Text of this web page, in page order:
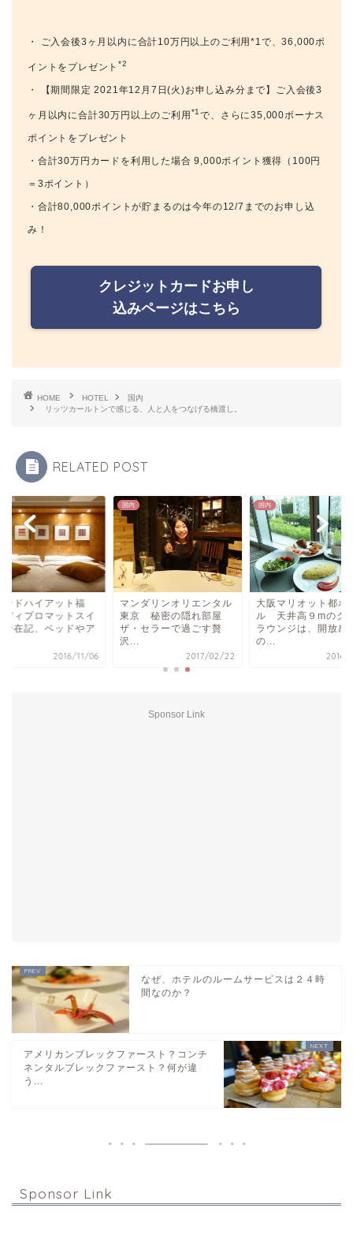
・ ご入会後3ヶ月以内に合計10万円以上のご利用*1で、36,000ポ
イントをプレゼント*2
・ 【期間限定 2021年12月7日(火)お申し込み分まで】ご入会後3
ヶ月以内に合計30万円以上のご利用 *1で、さらに35,000ボーナス
ポイントをプレゼント
・合計30万円カードを利用した場合 9,000ポイント獲得（100円
＝3ポイント）
・合計80,000ポイントが貯まるのは今年の12/7までのお申し込
み！
クレジットカードお申し
込みページはこちら
HOME HOTEL
国内
リッツカールトンで感じる、人と人をつなげる橋渡し。
RELATED POST
ダリンオリエンタル
秘密の隠れ部屋
セラーで過ごす贅
2017/02/22
国内
大阪マリオット都ホテ
ル 天井高９mのクラブ
ラウンジは、開放感抜群
の...
2016/11/08
国内
グランドハイアット
岡 ディプロマット
ート滞在記、ベッド
メ...
2016/
Sponsor Link
なぜ、ホテルのルームサービスは２４時
間なのか？
アメリカンブレックファースト？コンチ
ネンタルブレックファースト？何が違
う...
Sponsor Link